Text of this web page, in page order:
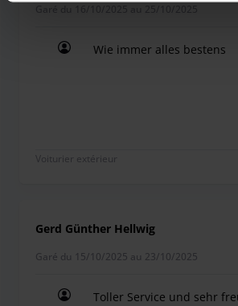
Wie immer alles bestens
Voiturier extérieur
Gerd Günther Hellwig
Garé du 15/10/2025 au 23/10/2025
Toller Service und sehr